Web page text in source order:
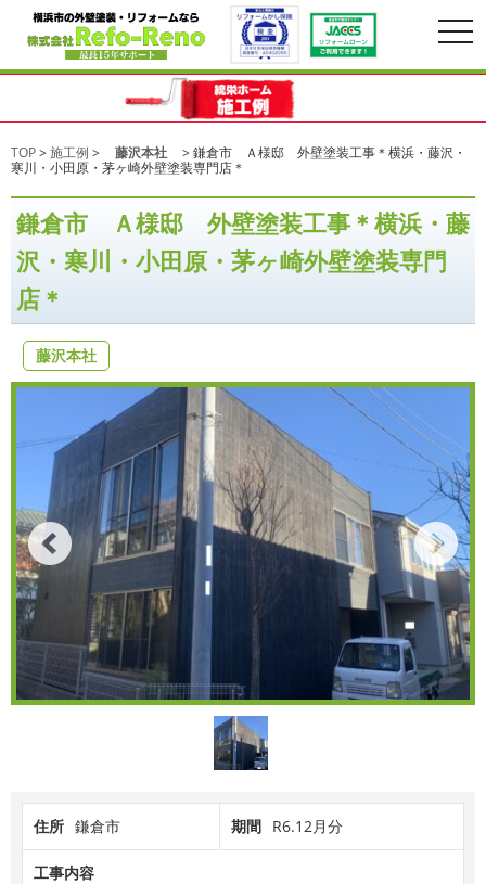
TOP>施工例 > 藤沢本社 >鎌倉市 Ａ様邸 外壁塗装工事＊横浜・藤沢・
寒川・小田原・茅ヶ崎外壁塗装専門店＊
鎌倉市 Ａ様邸 外壁塗装工事＊横浜・藤
沢・寒川・小田原・茅ヶ崎外壁塗装専門
店＊
藤沢本社
住所 鎌倉市 期間 R6.12月分
工事内容